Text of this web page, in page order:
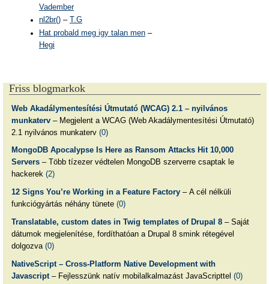
Vadember
nl2br()–
T.G
Hat probald meg igy talan men–
Hegi
Friss blogmarkok
Web Akadálymentesítési Útmutató (WCAG) 2.1 – nyilvános
munkaterv– Megjelent a WCAG (Web Akadálymentesítési Útmutató)
2.1 nyilvános munkaterv (0)
MongoDB Apocalypse Is Here as Ransom Attacks Hit 10,000
Servers– Több tízezer védtelen MongoDB szerverre csaptak le
hackerek (2)
12 Signs You’re Working in a Feature Factory– A cél nélküli
funkciógyártás néhány tünete (0)
Translatable, custom dates in Twig templates of Drupal 8– Saját
dátumok megjelenítése, fordíthatóan a Drupal 8 smink rétegével
dolgozva (0)
NativeScript – Cross-Platform Native Development with
Javascript– Fejlesszünk natív mobilalkalmazást JavaScripttel (0)